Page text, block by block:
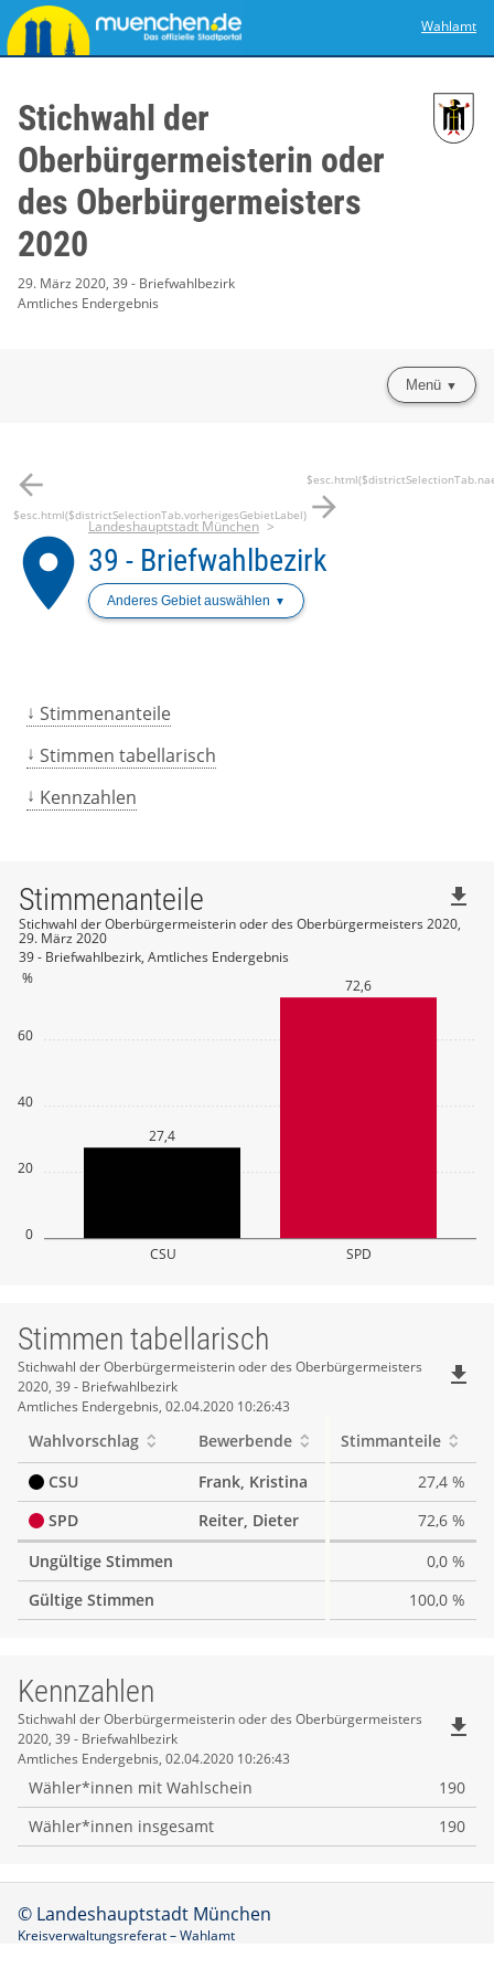
Wahlamt
Stichwahl der
Oberbürgermeisterin oder
des Oberbürgermeisters
2020
29. März 2020, 39 - Briefwahlbezirk
Amtliches Endergebnis
Menü
arrow_back
$esc.html($districtSelectionTab.vorherigesGebietLabel) arrow_forward
place
Landeshauptstadt München
39 - Briefwahlbezirk
Anderes Gebiet auswählen
Stimmenanteile
Stimmen tabellarisch
Kennzahlen
0
20
40
60
%
CSU SPD
27,4
72,6
Stimmenanteile
Stichwahl der Oberbürgermeisterin oder des Oberbürgermeisters 2020,
29. März 2020
39 - Briefwahlbezirk, Amtliches Endergebnis
file_download
Stimmen tabellarisch
Stimmen
tabellarisch
Stichwahl der Oberbürgermeisterin oder des Oberbürgermeisters
2020, 39 - Briefwahlbezirk
Amtliches Endergebnis, 02.04.2020 10:26:43
file_download
Wahlvorschlag Bewerbende
Stimmanteile
CSU
Frank, Kristina
27,4 %
SPD
Reiter, Dieter
72,6 %
Ungültige Stimmen
0,0 %
Gültige Stimmen
100,0 %
Kennzahlen
Kennzahlen
Stichwahl der Oberbürgermeisterin oder des Oberbürgermeisters
2020, 39 - Briefwahlbezirk
Amtliches Endergebnis, 02.04.2020 10:26:43
file_download
Wähler*innen mit Wahlschein
190
Wähler*innen insgesamt
190
© Landeshauptstadt München
Kreisverwaltungsreferat – Wahlamt